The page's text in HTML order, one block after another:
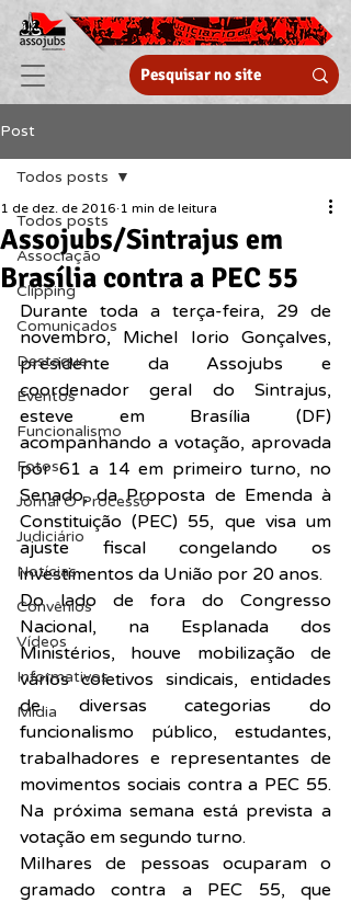
Post
Todos posts
Associação
Clipping
Comunicados
Destaque
Eventos
Funcionalismo
Fotos
Jornal O Processo
Judiciário
Notícias
Convênios
Vídeos
Informativos
Midia
Todos posts
Assojubs/Sintrajus em
Brasília contra a PEC 55
1 de dez. de 2016 1 min de leitura
Durante toda a terça-feira, 29 de
novembro, Michel Iorio Gonçalves,
presidente da Assojubs e
coordenador geral do Sintrajus,
esteve em Brasília (DF)
acompanhando a votação, aprovada
por 61 a 14 em primeiro turno, no
Senado, da Proposta de Emenda à
Constituição (PEC) 55, que visa um
ajuste fiscal congelando os
investimentos da União por 20 anos.
Do lado de fora do Congresso
Nacional, na Esplanada dos
Ministérios, houve mobilização de
vários coletivos sindicais, entidades
de diversas categorias do
funcionalismo público, estudantes,
trabalhadores e representantes de
movimentos sociais contra a PEC 55.
Na próxima semana está prevista a
votação em segundo turno.
Milhares de pessoas ocuparam o
gramado contra a PEC 55, que